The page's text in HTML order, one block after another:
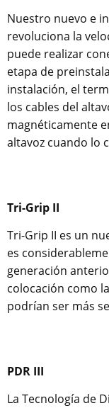
Nuestro nuevo e
revoluciona la
puede realizar
etapa de
instalación, el
los cables del
magnéticamente
altavoz cuando lo
Tri-Grip II
Tri-Grip II es un
es
generación
colocación como
podrían ser más
PDR III
La Tecnología de